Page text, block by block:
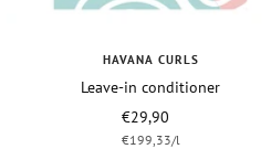
HAVANA CURLS
Leave-in conditioner
Vraagprijs
€29,90
€199,33/l